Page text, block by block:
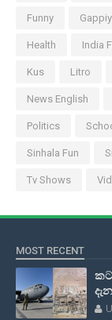
Funny
Health India
Kus Litro
News English
Politics
Sinhala Fun
Tv Shows
MOST RECENT